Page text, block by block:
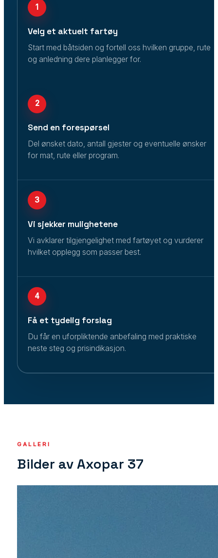
1
Velg et aktuelt fartøy
Start med båtsiden og fortell oss hvilken gruppe, rute
og anledning dere planlegger for.
2
Send en forespørsel
Del ønsket dato, antall gjester og eventuelle ønsker
for mat, rute eller program.
3
Vi sjekker mulighetene
Vi avklarer tilgjengelighet med fartøyet og vurderer
hvilket opplegg som passer best.
4
Få et tydelig forslag
Du får en uforpliktende anbefaling med praktiske
neste steg og prisindikasjon.
GALLERI
Bilder av Axopar 37